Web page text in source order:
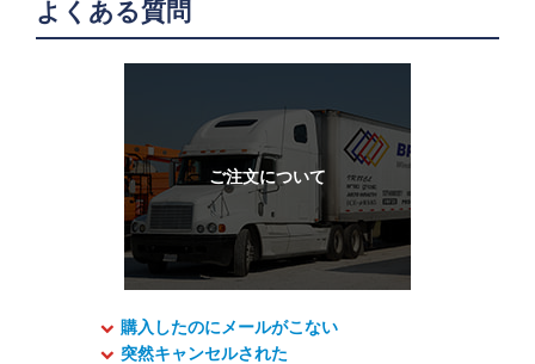
よくある質問
購入したのにメールがこない
突然キャンセルされた